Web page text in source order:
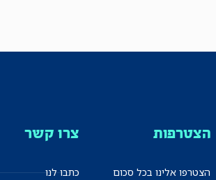
הצטרפות
הצטרפו אלינו בכל סכום
צרו קשר
כתבו לנו